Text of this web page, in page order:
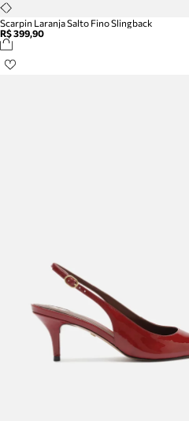
Scarpin Laranja Salto Fino Slingback
R$ 399,90